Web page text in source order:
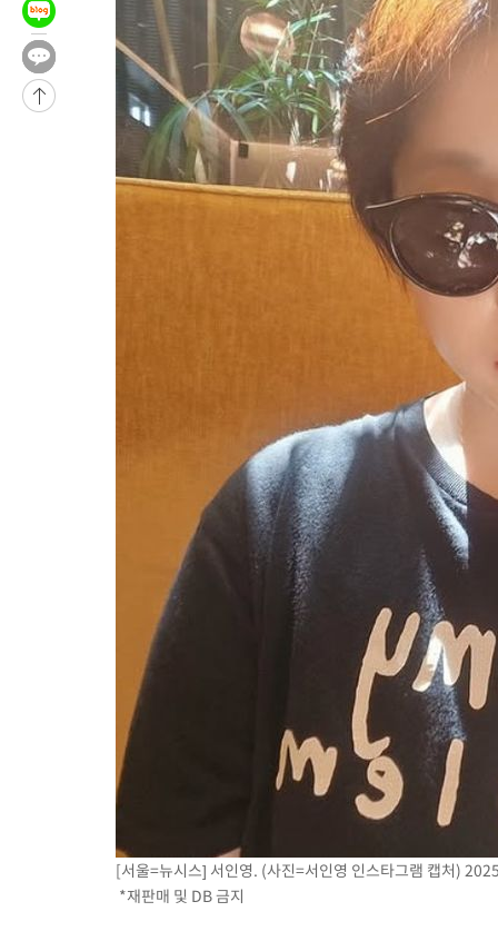
-19954초 전 >
축구협회, 15년 전 심판 성 접대 파문에 "현재는 내부 지침 준
-18639초 전 >
경찰, '홍명보는 2순위' 결론냈던 스포츠윤리센터도 압수수색
-4235초 전 >
[속보]합참 "北 발사체는 단거리탄도미사일…감시·경계태세
-3983초 전 >
日방위성, 北이 동해로 쏜 발사체는 탄도미사일 가능성
[속보] SKT, 에이닷 서비스 장애 발생…"원인 파악 중"
[속보]합참 "북, 동해상으로 미상 발사체 발사"
'낮 최고 39도' 불볕더위…한밤 열대야도 계속[내일날씨]
[속보]7~9일 프로야구 3연전도 폭염 취소…11일 재개
"韓 외환시장 개입 관측 배경엔 美의 대한국 무역적자 있어"
'월드컵 탈락 후폭풍' 축구협회…초유의 압수수색에 '충격·당황'
[속보]종합특검, 대검 추가 압수수색…내란 중요임무종사 혐의
[속보]코스피, 301.88포인트(4.58%) 내린 6296.38 마감
[속보]원·달러 환율, 0.7원 내린 1423.8원 마감
"여기 떨어졌다"…다누리, 스페이스X 로켓 달 충돌 흔적 포착
손흥민, 5경기 연속골 실패…LAFC는 승부차기 끝 과달라하라 격파
내일까지 39도 '펄펄'…기상청 "태풍 지나며 폭염 잠시 꺾인다"
[서울=뉴시스] 서인영. (사진=서인영 인스타그램 캡처)
*재판매 및 DB 금지